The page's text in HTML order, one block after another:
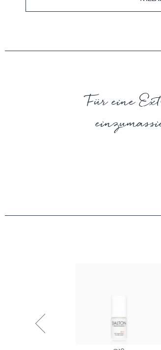
eine schnellere und verträglichere
Durch ihre körperbekannte
Wirkstoffe in die Haut.
Für eine